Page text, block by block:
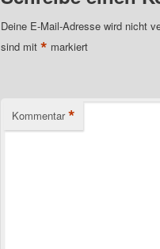
Deine E-Mail-Adresse wird nicht
sind mit * markiert
Kommentar *